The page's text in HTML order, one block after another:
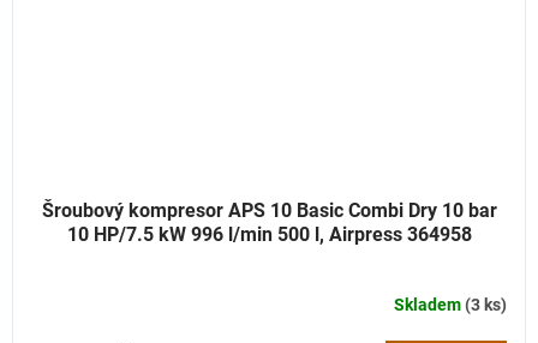
Šroubový kompresor APS 10 Basic Combi Dry 10 bar
10 HP/7.5 kW 996 l/min 500 l, Airpress 364958
Skladem(3 ks)